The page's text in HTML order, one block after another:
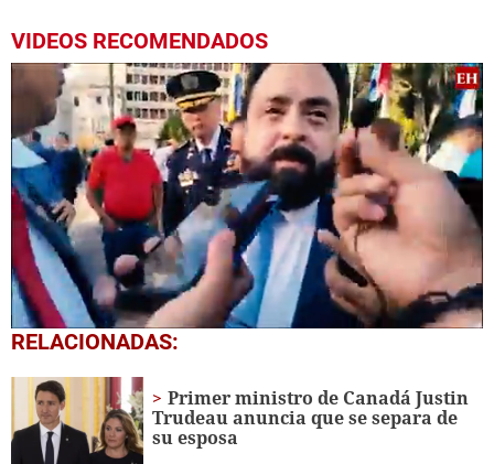
VIDEOS RECOMENDADOS
0
seconds
seconds
RELACIONADAS:
Primer ministro de Canadá Justin
Trudeau anuncia que se separa de
su esposa